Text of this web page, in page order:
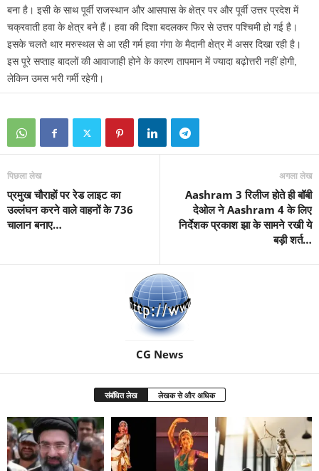
बना है। इसी के साथ पूर्वी राजस्थान और आसपास के क्षेत्र पर और पूर्वी उत्तर प्रदेश में
चक्रवाती हवा के क्षेत्र बने हैं। हवा की दिशा बदलकर फिर से उत्तर पश्चिमी हो गई है।
इसके चलते थार मरुस्थल से आ रही गर्म हवा गंगा के मैदानी क्षेत्र में असर दिखा रही है।
इस पूरे सप्ताह बादलों की आवाजाही होने के कारण तापमान में ज्यादा बढ़ोत्तरी नहीं होगी,
लेकिन उमस भरी गर्मी रहेगी।
पिछला लेख
प्रमुख चौराहों पर रेड लाइट का
उल्लंघन करने वाले वाहनों के 736
चालान बनाए…
अगला लेख
Aashram 3 रिलीज होते ही बॉबी
देओल ने Aashram 4 के लिए
निर्देशक प्रकाश झा के सामने रखी ये
बड़ी शर्त…
CG News
संबंधित लेख लेखक से और अधिक